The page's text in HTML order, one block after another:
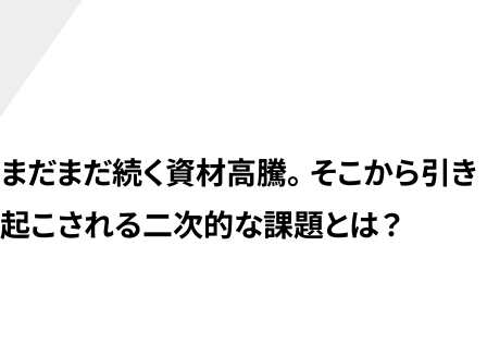
まだまだ続く資材高騰。そこから引き
起こされる二次的な課題とは？